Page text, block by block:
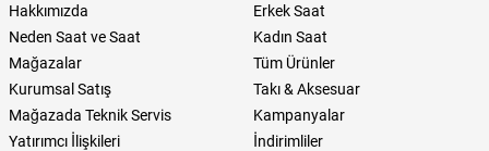
Hakkımızda
Neden Saat ve Saat
Mağazalar
Kurumsal Satış
Mağazada Teknik Servis
Yatırımcı İlişkileri
Erkek Saat
Kadın Saat
Tüm Ürünler
Takı & Aksesuar
Kampanyalar
İndirimliler